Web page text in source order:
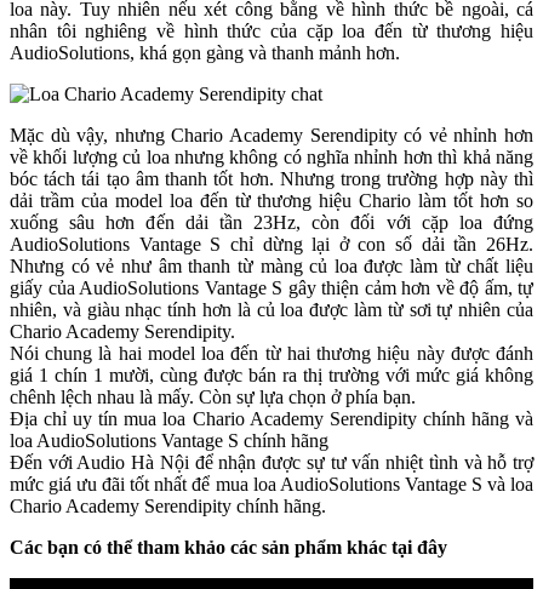
loa này. Tuy nhiên nếu xét công bằng về hình thức bề ngoài, cá
nhân tôi nghiêng về hình thức của cặp loa đến từ thương hiệu
AudioSolutions, khá gọn gàng và thanh mảnh hơn.
Mặc dù vậy, nhưng Chario Academy Serendipity có vẻ nhỉnh hơn
về khối lượng củ loa nhưng không có nghĩa nhỉnh hơn thì khả năng
bóc tách tái tạo âm thanh tốt hơn. Nhưng trong trường hợp này thì
dải trầm của model loa đến từ thương hiệu Chario làm tốt hơn so
xuống sâu hơn đến dải tần 23Hz, còn đối với cặp loa đứng
AudioSolutions Vantage S chỉ dừng lại ở con số dải tần 26Hz.
Nhưng có vẻ như âm thanh từ màng củ loa được làm từ chất liệu
giấy của AudioSolutions Vantage S gây thiện cảm hơn về độ ấm, tự
nhiên, và giàu nhạc tính hơn là củ loa được làm từ sơi tự nhiên của
Chario Academy Serendipity.
Nói chung là hai model loa đến từ hai thương hiệu này được đánh
giá 1 chín 1 mười, cùng được bán ra thị trường với mức giá không
chênh lệch nhau là mấy. Còn sự lựa chọn ở phía bạn.
Địa chỉ uy tín mua loa Chario Academy Serendipity chính hãng và
loa AudioSolutions Vantage S chính hãng
Đến với Audio Hà Nội để nhận được sự tư vấn nhiệt tình và hỗ trợ
mức giá ưu đãi tốt nhất để mua loa AudioSolutions Vantage S và loa
Chario Academy Serendipity chính hãng.
Các bạn có thể tham khảo các sản phẩm khác tại đây